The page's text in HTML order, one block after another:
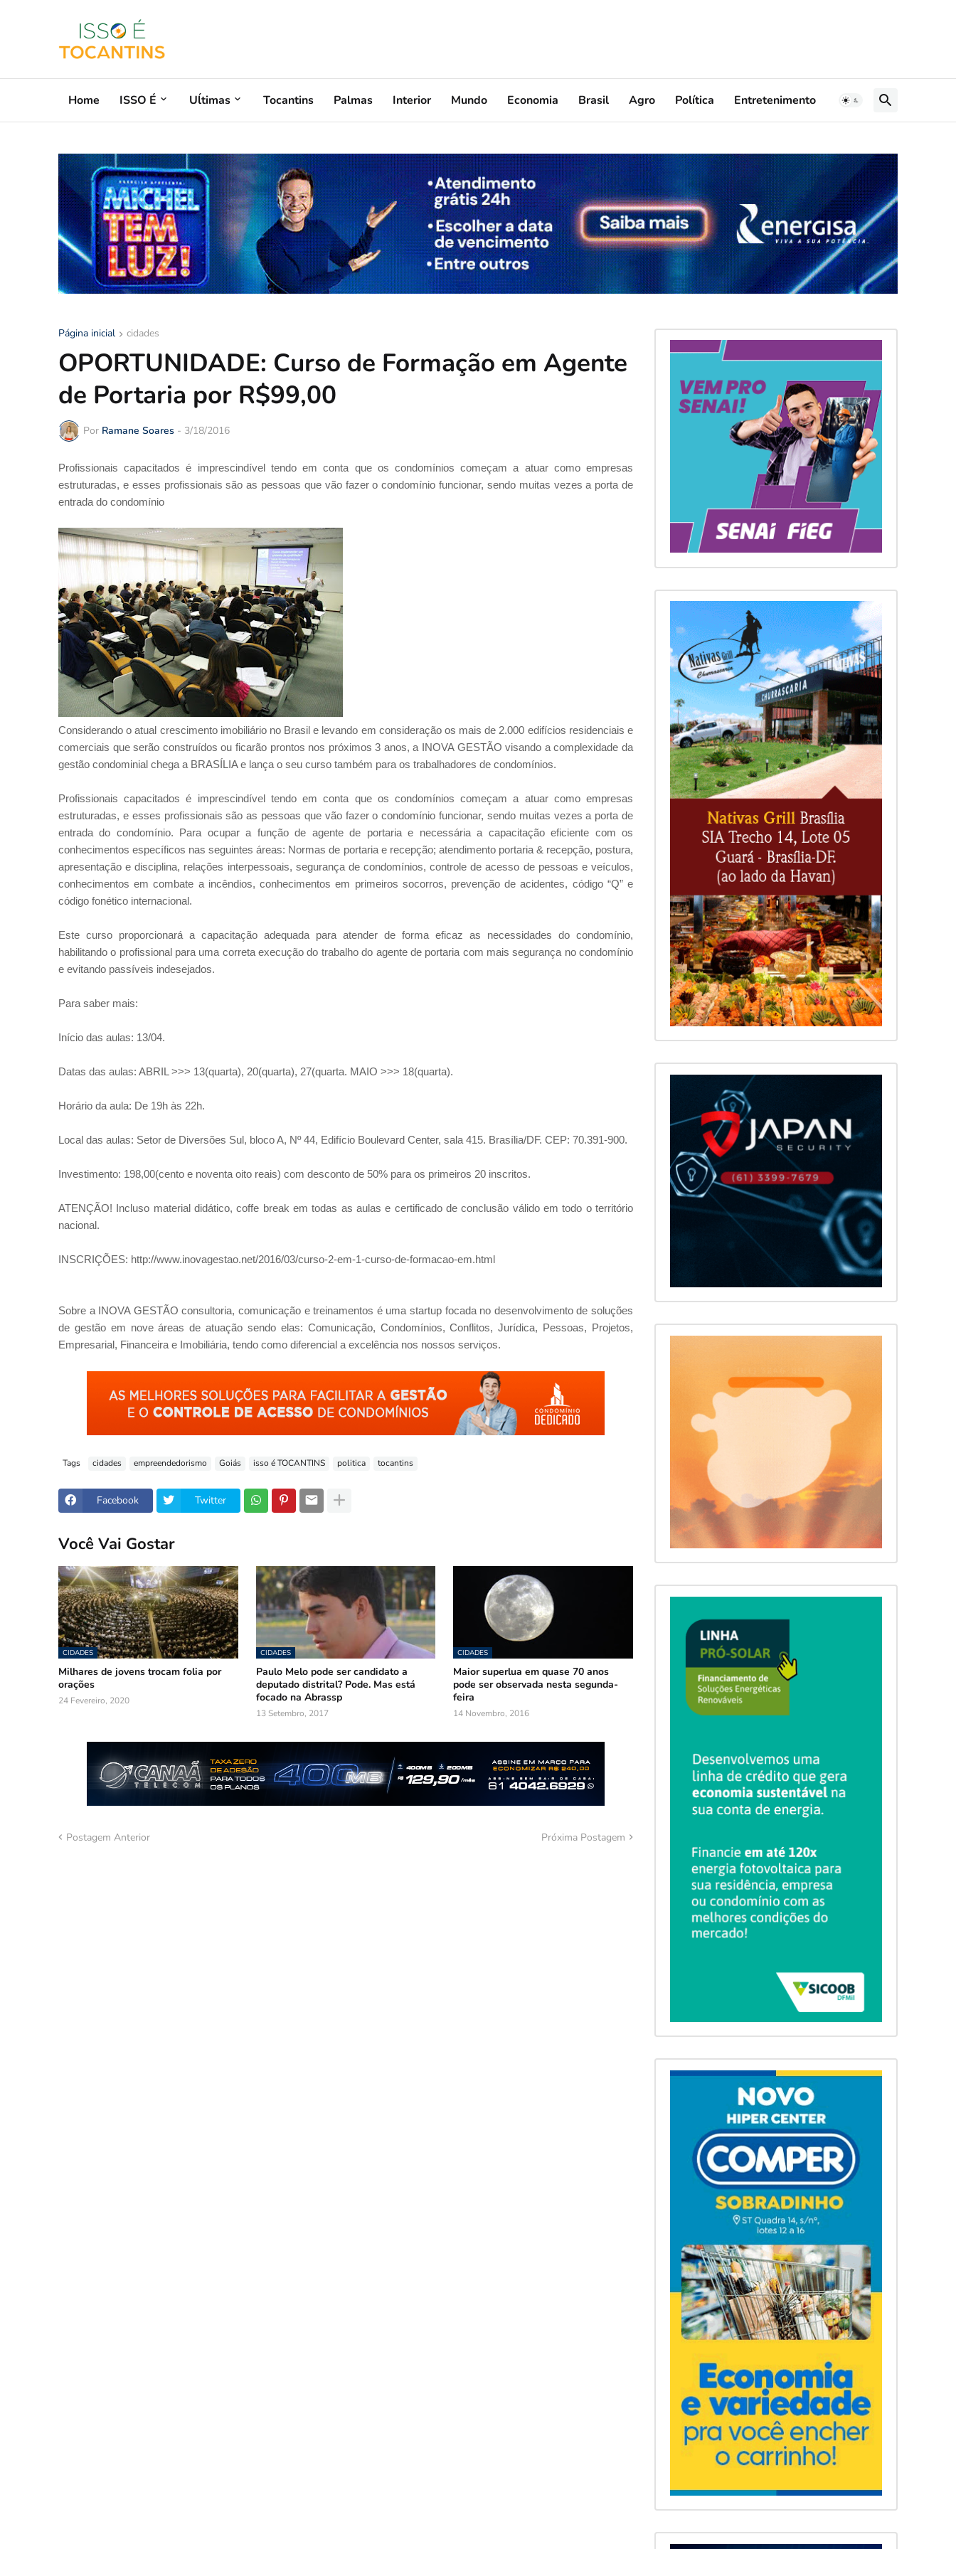
Home ISSO É Uĺtimas Tocantins Palmas Interior Mundo Economia Brasil Agro Política Entretenimento
Página inicial cidades
OPORTUNIDADE: Curso de Formação em Agente
de Portaria por R$99,00
Por Ramane Soares - 3/18/2016
Profissionais capacitados é imprescindível tendo em conta que os condomínios começam a atuar como empresas
estruturadas, e esses profissionais são as pessoas que vão fazer o condomínio funcionar, sendo muitas vezes a porta de
entrada do condomínio
Considerando o atual crescimento imobiliário no Brasil e levando em consideração os mais de 2.000 edifícios residenciais e
comerciais que serão construídos ou ficarão prontos nos próximos 3 anos, a INOVA GESTÃO visando a complexidade da
gestão condominial chega a BRASÍLIA e lança o seu curso também para os trabalhadores de condomínios.
Profissionais capacitados é imprescindível tendo em conta que os condomínios começam a atuar como empresas
estruturadas, e esses profissionais são as pessoas que vão fazer o condomínio funcionar, sendo muitas vezes a porta de
entrada do condomínio. Para ocupar a função de agente de portaria e necessária a capacitação eficiente com os
conhecimentos específicos nas seguintes áreas: Normas de portaria e recepção; atendimento portaria & recepção, postura,
apresentação e disciplina, relações interpessoais, segurança de condomínios, controle de acesso de pessoas e veículos,
conhecimentos em combate a incêndios, conhecimentos em primeiros socorros, prevenção de acidentes, código “Q” e
código fonético internacional.
Este curso proporcionará a capacitação adequada para atender de forma eficaz as necessidades do condomínio,
habilitando o profissional para uma correta execução do trabalho do agente de portaria com mais segurança no condomínio
e evitando passíveis indesejados.
Para saber mais:
Início das aulas: 13/04.
Datas das aulas: ABRIL >>> 13(quarta), 20(quarta), 27(quarta. MAIO >>> 18(quarta).
Horário da aula: De 19h às 22h.
Local das aulas: Setor de Diversões Sul, bloco A, Nº 44, Edifício Boulevard Center, sala 415. Brasília/DF. CEP: 70.391-900.
Investimento: 198,00(cento e noventa oito reais) com desconto de 50% para os primeiros 20 inscritos.
ATENÇÃO! Incluso material didático, coffe break em todas as aulas e certificado de conclusão válido em todo o território
nacional.
INSCRIÇÕES: http://www.inovagestao.net/2016/03/curso-2-em-1-curso-de-formacao-em.html
Sobre a INOVA GESTÃO consultoria, comunicação e treinamentos é uma startup focada no desenvolvimento de soluções
de gestão em nove áreas de atuação sendo elas: Comunicação, Condomínios, Conflitos, Jurídica, Pessoas, Projetos,
Empresarial, Financeira e Imobiliária, tendo como diferencial a excelência nos nossos serviços.
Tags cidades empreendedorismo Goiás isso é TOCANTINS politica tocantins
Facebook Twitter
Você Vai Gostar
CIDADES
Milhares de jovens trocam folia por
orações
24 Fevereiro, 2020
CIDADES
Paulo Melo pode ser candidato a
deputado distrital? Pode. Mas está
focado na Abrassp
13 Setembro, 2017
CIDADES
Maior superlua em quase 70 anos
pode ser observada nesta segunda-
feira
14 Novembro, 2016
Postagem Anterior Próxima Postagem